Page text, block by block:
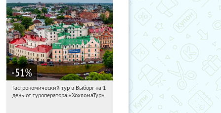
-51%
11:44:01 Купили:5
Гастрономический тур в Выборг на 1
день от туроператора «ХохломаТур»